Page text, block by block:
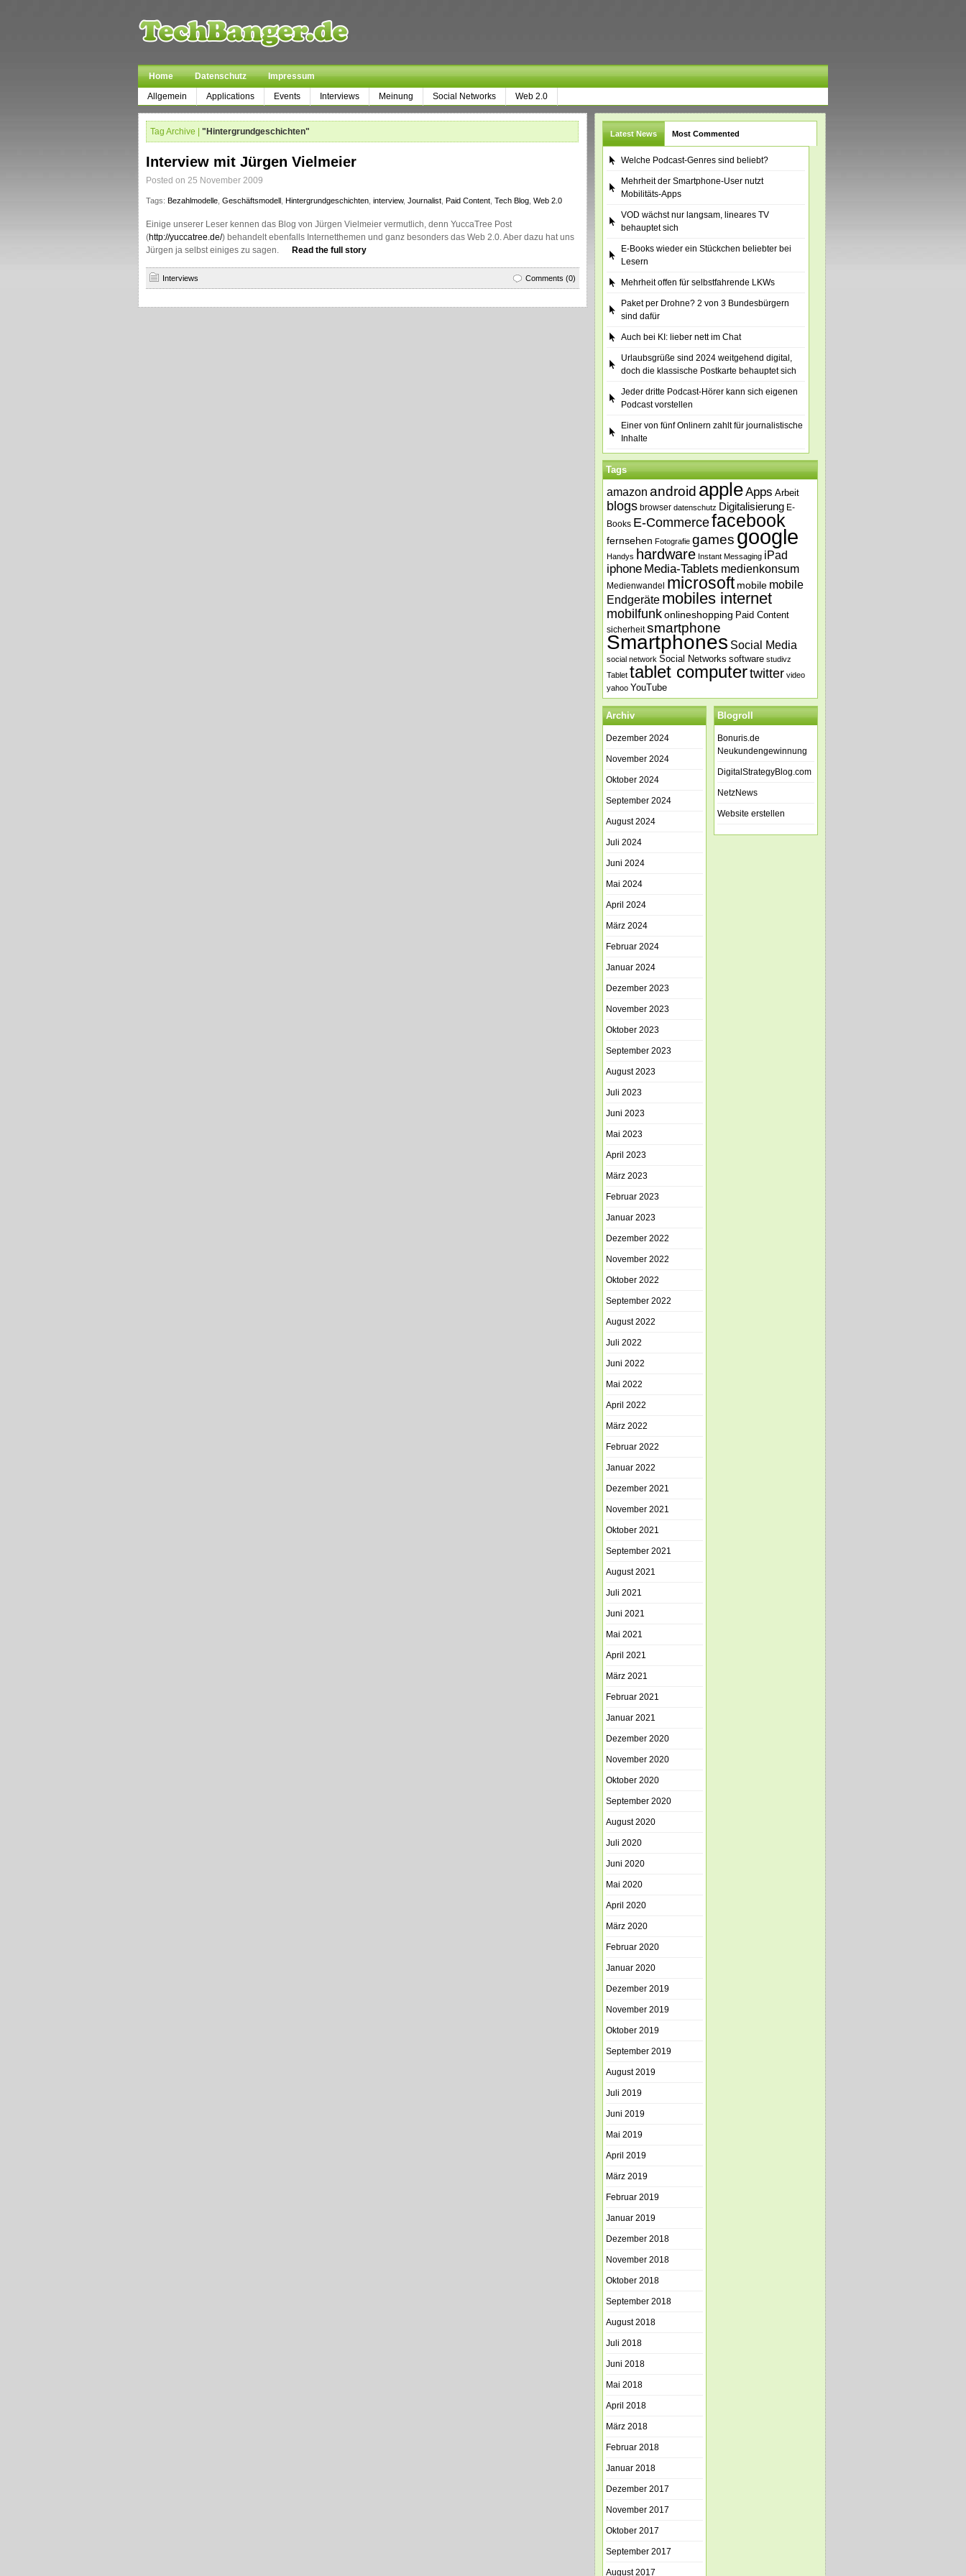
Home Datenschutz
Impressum
Allgemein
Applications Events Interviews Meinung Social Networks Web 2.0
Tag Archive | "Hintergrundgeschichten"
Interview mit Jürgen Vielmeier
Posted on 25 November 2009
Tags: Bezahlmodelle Geschäftsmodell Hintergrundgeschichten interview, Journalist Paid Content Tech Blog Web 2.0
Einige unserer Leser kennen das Blog von Jürgen Vielmeier vermutlich, denn YuccaTree Post
(http://yuccatree.de/) behandelt ebenfalls Internetthemen und ganz besonders das Web 2.0. Aber dazu hat uns
Jürgen ja selbst einiges zu sagen.
Read the full story
Interviews Comments (0)
Latest News Most Commented
Welche Podcast-Genres sind beliebt?
Mehrheit der Smartphone-User nutzt
Mobilitäts-Apps
VOD wächst nur langsam, lineares TV
behauptet sich
E-Books wieder ein Stückchen beliebter bei
Lesern
Mehrheit offen für selbstfahrende LKWs
Paket per Drohne? 2 von 3 Bundesbürgern
sind dafür
Auch bei KI: lieber nett im Chat
Urlaubsgrüße sind 2024 weitgehend digital,
doch die klassische Postkarte behauptet sich
Jeder dritte Podcast-Hörer kann sich eigenen
Podcast vorstellen
Einer von fünf Onlinern zahlt für journalistische
Inhalte
Tags
amazon android appleApps Arbeit
blogs browser datenschutz Digitalisierung E-
Books E-Commercefacebook
fernsehen Fotografie games google
Handys hardware Instant Messaging iPad
iphone Media-Tablets medienkonsum
Medienwandel microsoft mobile mobile
Endgeräte mobiles internet
mobilfunkonlineshopping Paid Content
sicherheit smartphone
Smartphones Social Media
social network Social Networks software studivz
Tablet tablet computertwitter video
yahoo YouTube
Archiv
Dezember 2024
November 2024
Oktober 2024
September 2024
August 2024
Juli 2024
Juni 2024
Mai 2024
April 2024
März 2024
Februar 2024
Januar 2024
Dezember 2023
November 2023
Oktober 2023
September 2023
August 2023
Juli 2023
Juni 2023
Mai 2023
April 2023
März 2023
Februar 2023
Januar 2023
Dezember 2022
November 2022
Oktober 2022
September 2022
August 2022
Juli 2022
Juni 2022
Mai 2022
April 2022
März 2022
Februar 2022
Januar 2022
Dezember 2021
November 2021
Oktober 2021
September 2021
August 2021
Juli 2021
Juni 2021
Mai 2021
April 2021
März 2021
Februar 2021
Januar 2021
Dezember 2020
November 2020
Oktober 2020
September 2020
August 2020
Juli 2020
Juni 2020
Mai 2020
April 2020
März 2020
Februar 2020
Januar 2020
Dezember 2019
November 2019
Oktober 2019
September 2019
August 2019
Juli 2019
Juni 2019
Mai 2019
April 2019
März 2019
Februar 2019
Januar 2019
Dezember 2018
November 2018
Oktober 2018
September 2018
August 2018
Juli 2018
Juni 2018
Mai 2018
April 2018
März 2018
Februar 2018
Januar 2018
Dezember 2017
November 2017
Oktober 2017
September 2017
August 2017
Blogroll
Bonuris.de
Neukundengewinnung
DigitalStrategyBlog.com
NetzNews
Website erstellen